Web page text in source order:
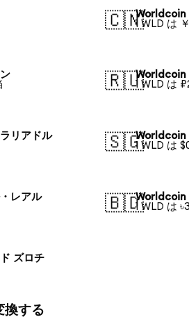
🇨🇳Worldcoin
1 WLD は
🇷🇺Worldcoin
1 WLD は
リアドル
🇸🇬Worldcoin
1 WLD は
レアル
🇧🇩Worldcoin
1 WLD は
ズロチ
換する